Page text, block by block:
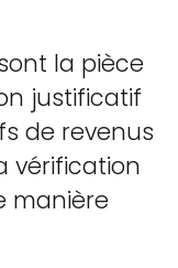
la pièce
justificatif
de revenus
vérification
manière